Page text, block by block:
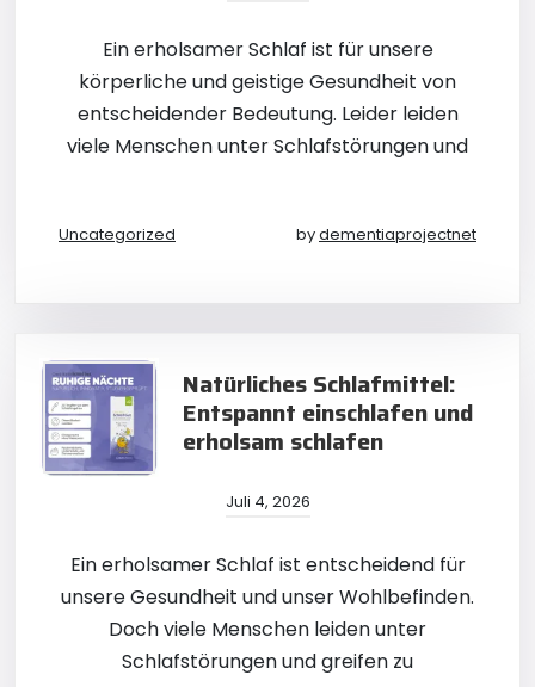
Ein erholsamer Schlaf ist für unsere
körperliche und geistige Gesundheit von
entscheidender Bedeutung. Leider leiden
viele Menschen unter Schlafstörungen und
Uncategorized bydementiaprojectnet
Natürliches Schlafmittel:
Entspannt einschlafen und
erholsam schlafen
Juli 4, 2026
Ein erholsamer Schlaf ist entscheidend für
unsere Gesundheit und unser Wohlbefinden.
Doch viele Menschen leiden unter
Schlafstörungen und greifen zu